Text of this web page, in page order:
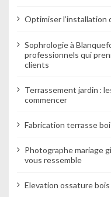
Optimiser l’installation
Sophrologie à
professionnels qui
clients
Terrassement jardin :
commencer
Fabrication terrasse
Photographe mariage
vous ressemble
Elevation ossature